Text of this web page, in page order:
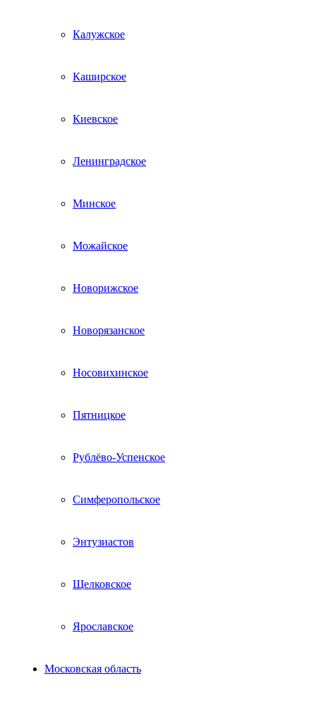
Калужское
Каширское
Киевское
Ленинградское
Минское
Можайское
Новорижское
Новорязанское
Носовихинское
Пятницкое
Рублёво-Успенское
Симферопольское
Энтузиастов
Щелковское
Ярославское
Московская область